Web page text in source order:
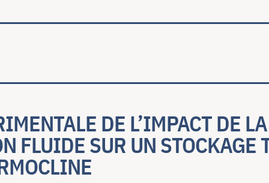
DE L’IMPACT DE LA
FLUIDE SUR UN STOCKAGE